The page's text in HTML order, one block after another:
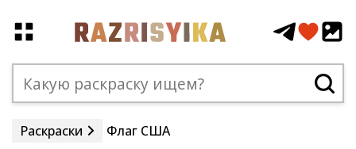
Раскраски Флаг США